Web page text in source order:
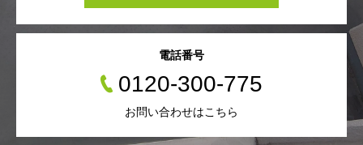
電話番号
0120-300-775
お問い合わせはこちら